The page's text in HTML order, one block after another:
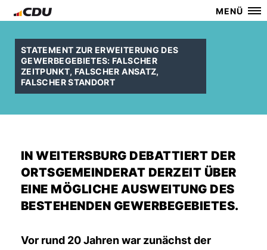
MENÜ
STATEMENT ZUR ERWEITERUNG DES
GEWERBEGEBIETES: FALSCHER
ZEITPUNKT, FALSCHER ANSATZ,
FALSCHER STANDORT
IN WEITERSBURG DEBATTIERT DER
ORTSGEMEINDERAT DERZEIT ÜBER
EINE MÖGLICHE AUSWEITUNG DES
BESTEHENDEN GEWERBEGEBIETES.
Vor rund 20 Jahren war zunächst der